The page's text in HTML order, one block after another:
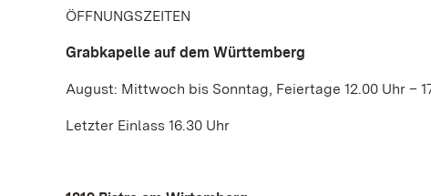
ÖFFNUNGSZEITEN
Grabkapelle auf dem Württemberg
August: Mittwoch bis Sonntag, Feiertage 12.00 Uhr –
Letzter Einlass 16.30 Uhr